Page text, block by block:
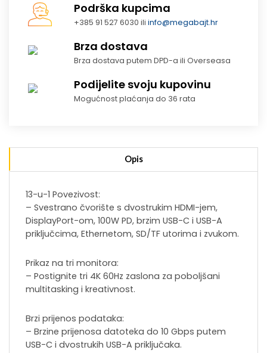
Podrška kupcima
+385 91 527 6030 iliinfo@megabajt.hr
Brza dostava
Brza dostava putem DPD-a ili Overseasa
Podijelite svoju kupovinu
Mogućnost plaćanja do 36 rata
Opis
13-u-1 Povezivost:
– Svestrano čvorište s dvostrukim HDMI-jem,
DisplayPort-om, 100W PD, brzim USB-C i USB-A
priključcima, Ethernetom, SD/TF utorima i zvukom.
Prikaz na tri monitora:
– Postignite tri 4K 60Hz zaslona za poboljšani
multitasking i kreativnost.
Brzi prijenos podataka:
– Brzine prijenosa datoteka do 10 Gbps putem
USB-C i dvostrukih USB-A priključaka.